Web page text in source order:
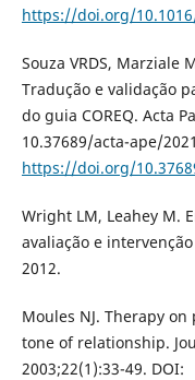
https://doi.org/
Souza VRDS, Marziale
Tradução e validação
do guia COREQ. Acta
10.37689/acta-ape/
https://doi.org/
Wright LM, Leahey M.
avaliação e
2012.
Moules NJ. Therapy
tone of relationship.
2003;22(1):33-49. DOI: